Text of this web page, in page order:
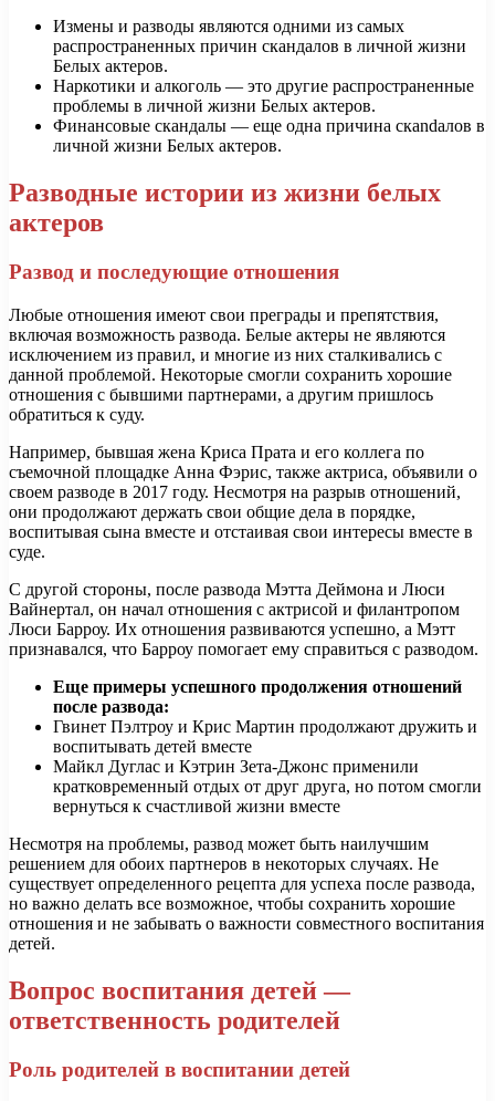
Измены и разводы являются одними из самых
распространенных причин скандалов в личной жизни
Белых актеров.
Наркотики и алкоголь — это другие распространенные
проблемы в личной жизни Белых актеров.
Финансовые скандалы — еще одна причина скandалов в
личной жизни Белых актеров.
Разводные истории из жизни белых
актеров
Развод и последующие отношения
Любые отношения имеют свои преграды и препятствия,
включая возможность развода. Белые актеры не являются
исключением из правил, и многие из них сталкивались с
данной проблемой. Некоторые смогли сохранить хорошие
отношения с бывшими партнерами, а другим пришлось
обратиться к суду.
Например, бывшая жена Криса Прата и его коллега по
съемочной площадке Анна Фэрис, также актриса, объявили о
своем разводе в 2017 году. Несмотря на разрыв отношений,
они продолжают держать свои общие дела в порядке,
воспитывая сына вместе и отстаивая свои интересы вместе в
суде.
С другой стороны, после развода Мэтта Деймона и Люси
Вайнертал, он начал отношения с актрисой и филантропом
Люси Барроу. Их отношения развиваются успешно, а Мэтт
признавался, что Барроу помогает ему справиться с разводом.
Еще примеры успешного продолжения отношений
после развода:
Гвинет Пэлтроу и Крис Мартин продолжают дружить и
воспитывать детей вместе
Майкл Дуглас и Кэтрин Зета-Джонс применили
кратковременный отдых от друг друга, но потом смогли
вернуться к счастливой жизни вместе
Несмотря на проблемы, развод может быть наилучшим
решением для обоих партнеров в некоторых случаях. Не
существует определенного рецепта для успеха после развода,
но важно делать все возможное, чтобы сохранить хорошие
отношения и не забывать о важности совместного воспитания
детей.
Вопрос воспитания детей —
ответственность родителей
Роль родителей в воспитании детей